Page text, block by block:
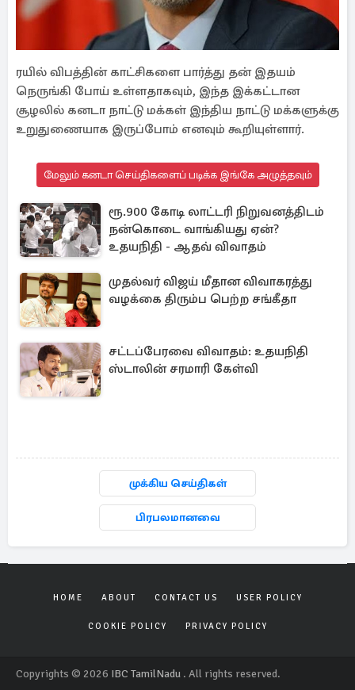
ரயில் விபத்தின் காட்சிகளை பார்த்து தன் இதயம்
நெருங்கி போய் உள்ளதாகவும், இந்த இக்கட்டான
சூழலில் கனடா நாட்டு மக்கள் இந்திய நாட்டு மக்களுக்கு
உறுதுணையாக இருப்போம் எனவும் கூறியுள்ளார்.
மேலும் கனடா செய்திகளைப் படிக்க இங்கே அழுத்தவும்
ரூ.900 கோடி லாட்டரி நிறுவனத்திடம்
நன்கொடை வாங்கியது ஏன்?
உதயநிதி - ஆதவ் விவாதம்
முதல்வர் விஜய் மீதான விவாகரத்து
வழக்கை திரும்ப பெற்ற சங்கீதா
சட்டப்பேரவை விவாதம்: உதயநிதி
ஸ்டாலின் சரமாரி கேள்வி
முக்கிய செய்திகள்
பிரபலமானவை
HOME ABOUT CONTACT US USER POLICY
COOKIE POLICY PRIVACY POLICY
Copyrights © 2026 IBC TamilNadu . All rights reserved.